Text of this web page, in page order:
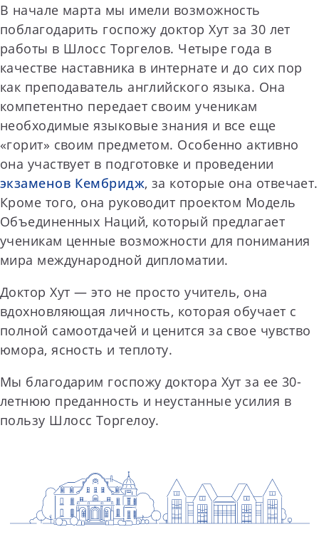
В начале марта мы имели возможность
поблагодарить госпожу доктор Хут за 30 лет
работы в Шлосс Торгелов. Четыре года в
качестве наставника в интернате и до сих пор
как преподаватель английского языка. Она
компетентно передает своим ученикам
необходимые языковые знания и все еще
«горит» своим предметом. Особенно активно
она участвует в подготовке и проведении
экзаменов Кембридж, за которые она отвечает.
Кроме того, она руководит проектом Модель
Объединенных Наций, который предлагает
ученикам ценные возможности для понимания
мира международной дипломатии.
Доктор Хут — это не просто учитель, она
вдохновляющая личность, которая обучает с
полной самоотдачей и ценится за свое чувство
юмора, ясность и теплоту.
Мы благодарим госпожу доктора Хут за ее 30-
летнюю преданность и неустанные усилия в
пользу Шлосс Торгелоу.